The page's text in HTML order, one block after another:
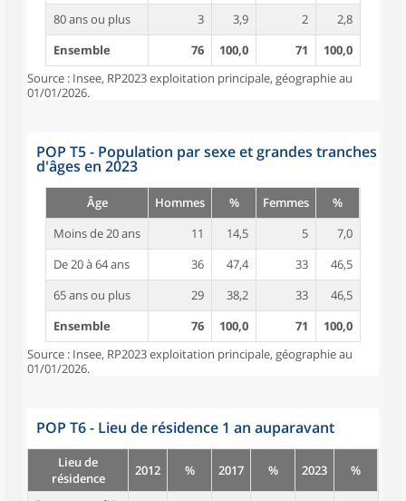
80 ans ou plus
3 3,9 2
2,8
Ensemble
76 100,0 71
100,0
Source : Insee, RP2023 exploitation principale, géographie au
01/01/2026.
POP T5 - Population par sexe et grandes tranches
d'âges en 2023
Âge Hommes % Femmes
%
Moins de 20 ans
11 14,5 5
7,0
De 20 à 64 ans
36 47,4 33
46,5
65 ans ou plus
29 38,2 33
46,5
Ensemble
76 100,0 71
100,0
Source : Insee, RP2023 exploitation principale, géographie au
01/01/2026.
POP T6 - Lieu de résidence 1 an auparavant
Lieu de
résidence
2012 % 2017 % 2023 %